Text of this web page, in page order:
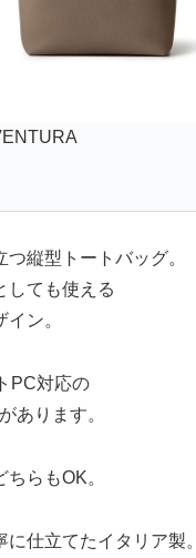
縦型トートバッグ。
しても使える
ン。
PC対応の
あります。
らもOK。
仕立てたイタリア製。